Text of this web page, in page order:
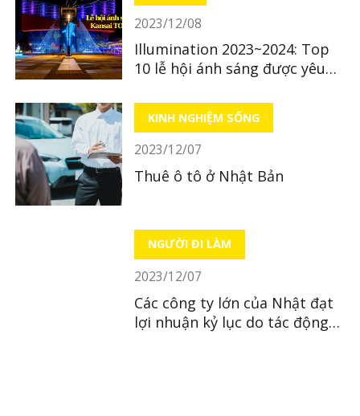
2023/12/08
Illumination 2023~2024: Top
10 lễ hội ánh sáng được yêu
KINH NGHIỆM SỐNG
2023/12/07
Thuê ô tô ở Nhật Bản
NGƯỜI ĐI LÀM
2023/12/07
Các công ty lớn của Nhật đạt
lợi nhuận kỷ lục do tác động